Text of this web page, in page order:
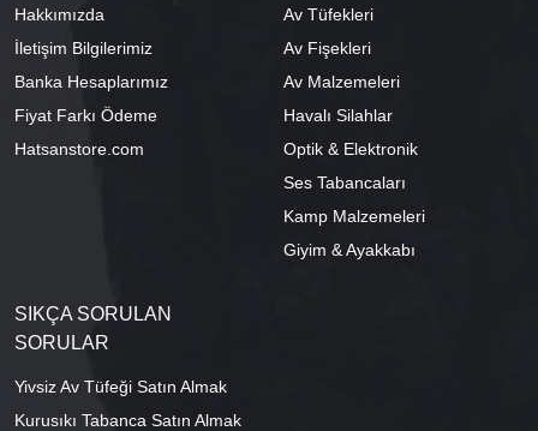
Hakkımızda
İletişim Bilgilerimiz
Banka Hesaplarımız
Fiyat Farkı Ödeme
Hatsanstore.com
Av Tüfekleri
Av Fişekleri
Av Malzemeleri
Havalı Silahlar
Optik & Elektronik
Ses Tabancaları
Kamp Malzemeleri
Giyim & Ayakkabı
SIKÇA SORULAN
SORULAR
Yivsiz Av Tüfeği Satın Almak
Kurusıkı Tabanca Satın Almak